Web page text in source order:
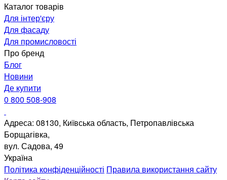
Каталог товарів
Для інтер'єру
Для фасаду
Для промисловості
Про бренд
Блог
Новини
Де купити
0 800 508-908
Адреса: 08130, Київська область, Петропавлівська
Борщагівка,
вул. Садова, 49
Україна
Політика конфіденційності Правила використання сайту